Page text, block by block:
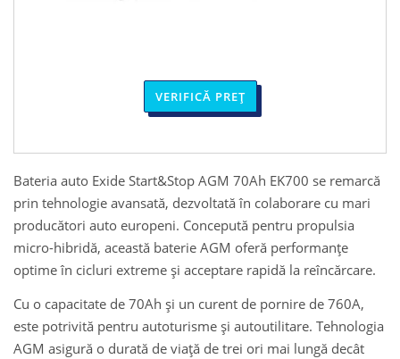
VERIFICĂ PREȚ
Bateria auto Exide Start&Stop AGM 70Ah EK700 se remarcă
prin tehnologie avansată, dezvoltată în colaborare cu mari
producători auto europeni. Concepută pentru propulsia
micro-hibridă, această baterie AGM oferă performanțe
optime în cicluri extreme și acceptare rapidă la reîncărcare.
Cu o capacitate de 70Ah și un curent de pornire de 760A,
este potrivită pentru autoturisme și autoutilitare. Tehnologia
AGM asigură o durată de viață de trei ori mai lungă decât